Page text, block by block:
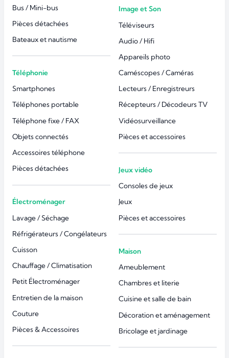
Bus / Mini-bus
Pièces détachées
Bateaux et nautisme
Téléphonie
Smartphones
Téléphones portable
Téléphone fixe / FAX
Objets connectés
Accessoires téléphone
Pièces détachées
Électroménager
Lavage / Séchage
Réfrigérateurs / Congélateurs
Cuisson
Chauffage / Climatisation
Petit Électroménager
Entretien de la maison
Couture
Pièces & Accessoires
Image et Son
Téléviseurs
Audio / Hifi
Appareils photo
Caméscopes / Caméras
Lecteurs / Enregistreurs
Récepteurs / Décodeurs TV
Vidéosurveillance
Pièces et accessoires
Jeux vidéo
Consoles de jeux
Jeux
Pièces et accessoires
Maison
Ameublement
Chambres et literie
Cuisine et salle de bain
Décoration et aménagement
Bricolage et jardinage